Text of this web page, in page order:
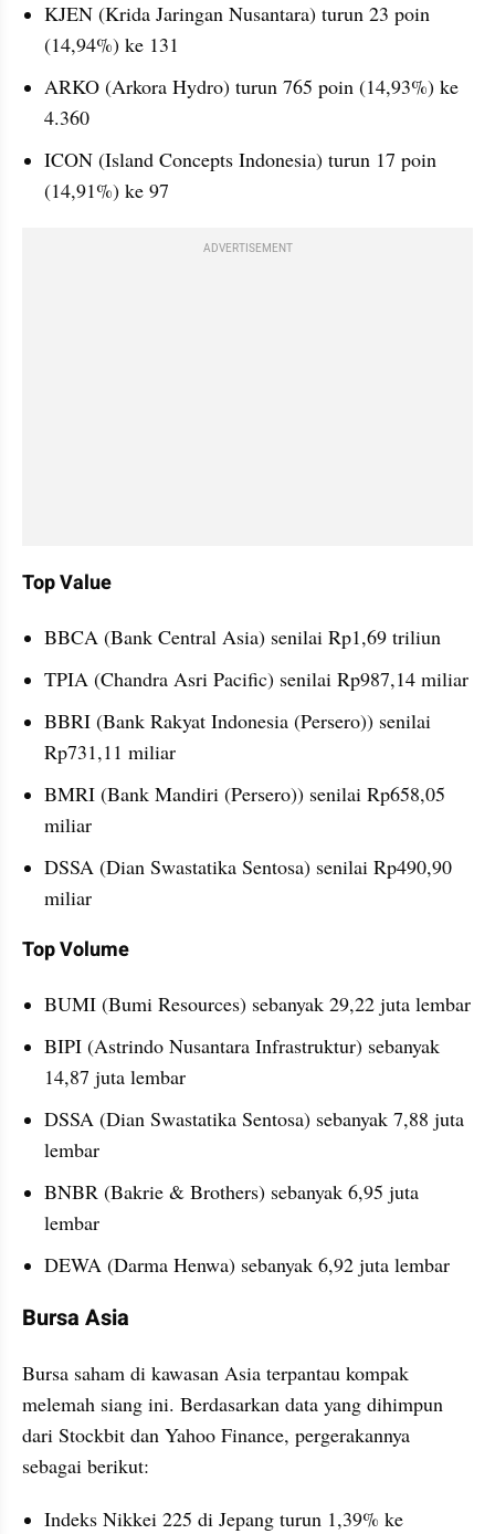
KJEN (Krida Jaringan Nusantara) turun 23 poin
(14,94%) ke 131
ARKO (Arkora Hydro) turun 765 poin (14,93%) ke
4.360
ICON (Island Concepts Indonesia) turun 17 poin
(14,91%) ke 97
ADVERTISEMENT
Top Value
BBCA (Bank Central Asia) senilai Rp1,69 triliun
TPIA (Chandra Asri Pacific) senilai Rp987,14 miliar
BBRI (Bank Rakyat Indonesia (Persero)) senilai
Rp731,11 miliar
BMRI (Bank Mandiri (Persero)) senilai Rp658,05
miliar
DSSA (Dian Swastatika Sentosa) senilai Rp490,90
miliar
Top Volume
BUMI (Bumi Resources) sebanyak 29,22 juta lembar
BIPI (Astrindo Nusantara Infrastruktur) sebanyak
14,87 juta lembar
DSSA (Dian Swastatika Sentosa) sebanyak 7,88 juta
lembar
BNBR (Bakrie & Brothers) sebanyak 6,95 juta
lembar
DEWA (Darma Henwa) sebanyak 6,92 juta lembar
Bursa Asia
Bursa saham di kawasan Asia terpantau kompak
melemah siang ini. Berdasarkan data yang dihimpun
dari Stockbit dan Yahoo Finance, pergerakannya
sebagai berikut:
Indeks Nikkei 225 di Jepang turun 1,39% ke